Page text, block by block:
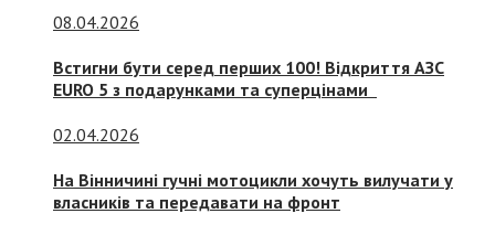
08.04.2026
Встигни бути серед перших 100! Відкриття АЗС
EURO 5 з подарунками та суперцінами
02.04.2026
На Вінничині гучні мотоцикли хочуть вилучати у
власників та передавати на фронт